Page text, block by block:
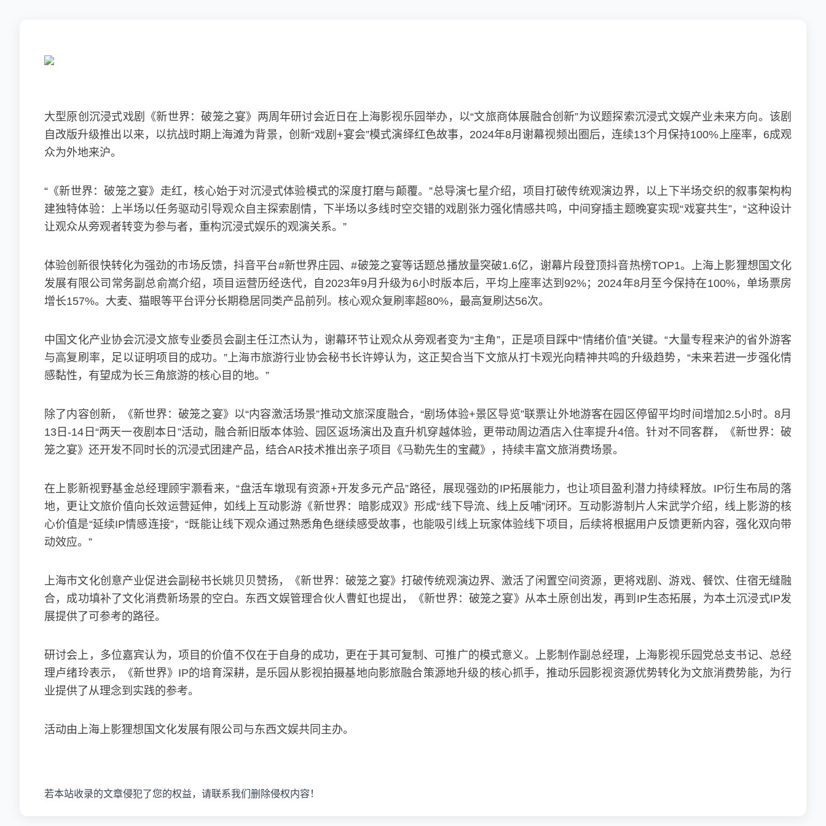
大型原创沉浸式戏剧《新世界：破笼之宴》两周年研讨会近日在上海影视乐园举办，以“文旅商体展融合创新”为议题探索沉浸式文娱产业未来方向。该剧
自改版升级推出以来，以抗战时期上海滩为背景，创新“戏剧+宴会”模式演绎红色故事，2024年8月谢幕视频出圈后，连续13个月保持100%上座率，6成观
众为外地来沪。
“《新世界：破笼之宴》走红，核心始于对沉浸式体验模式的深度打磨与颠覆。”总导演七星介绍，项目打破传统观演边界，以上下半场交织的叙事架构构
建独特体验：上半场以任务驱动引导观众自主探索剧情，下半场以多线时空交错的戏剧张力强化情感共鸣，中间穿插主题晚宴实现“戏宴共生”，“这种设计
让观众从旁观者转变为参与者，重构沉浸式娱乐的观演关系。”
体验创新很快转化为强劲的市场反馈，抖音平台#新世界庄园、#破笼之宴等话题总播放量突破1.6亿，谢幕片段登顶抖音热榜TOP1。上海上影狸想国文化
发展有限公司常务副总俞嵩介绍，项目运营历经迭代，自2023年9月升级为6小时版本后，平均上座率达到92%；2024年8月至今保持在100%，单场票房
增长157%。大麦、猫眼等平台评分长期稳居同类产品前列。核心观众复刷率超80%，最高复刷达56次。
中国文化产业协会沉浸文旅专业委员会副主任江杰认为，谢幕环节让观众从旁观者变为“主角”，正是项目踩中“情绪价值”关键。“大量专程来沪的省外游客
与高复刷率，足以证明项目的成功。”上海市旅游行业协会秘书长许婷认为，这正契合当下文旅从打卡观光向精神共鸣的升级趋势，“未来若进一步强化情
感黏性，有望成为长三角旅游的核心目的地。”
除了内容创新，《新世界：破笼之宴》以“内容激活场景”推动文旅深度融合，“剧场体验+景区导览”联票让外地游客在园区停留平均时间增加2.5小时。8月
13日-14日“两天一夜剧本日”活动，融合新旧版本体验、园区返场演出及直升机穿越体验，更带动周边酒店入住率提升4倍。针对不同客群，《新世界：破
笼之宴》还开发不同时长的沉浸式团建产品，结合AR技术推出亲子项目《马勒先生的宝藏》，持续丰富文旅消费场景。
在上影新视野基金总经理顾宇灏看来，“盘活车墩现有资源+开发多元产品”路径，展现强劲的IP拓展能力，也让项目盈利潜力持续释放。IP衍生布局的落
地，更让文旅价值向长效运营延伸，如线上互动影游《新世界：暗影成双》形成“线下导流、线上反哺”闭环。互动影游制片人宋武学介绍，线上影游的核
心价值是“延续IP情感连接”，“既能让线下观众通过熟悉角色继续感受故事，也能吸引线上玩家体验线下项目，后续将根据用户反馈更新内容，强化双向带
动效应。”
上海市文化创意产业促进会副秘书长姚贝贝赞扬，《新世界：破笼之宴》打破传统观演边界、激活了闲置空间资源，更将戏剧、游戏、餐饮、住宿无缝融
合，成功填补了文化消费新场景的空白。东西文娱管理合伙人曹虹也提出，《新世界：破笼之宴》从本土原创出发，再到IP生态拓展，为本土沉浸式IP发
展提供了可参考的路径。
研讨会上，多位嘉宾认为，项目的价值不仅在于自身的成功，更在于其可复制、可推广的模式意义。上影制作副总经理，上海影视乐园党总支书记、总经
理卢绪玲表示，《新世界》IP的培育深耕，是乐园从影视拍摄基地向影旅融合策源地升级的核心抓手，推动乐园影视资源优势转化为文旅消费势能，为行
业提供了从理念到实践的参考。
活动由上海上影狸想国文化发展有限公司与东西文娱共同主办。
若本站收录的文章侵犯了您的权益，请联系我们删除侵权内容！